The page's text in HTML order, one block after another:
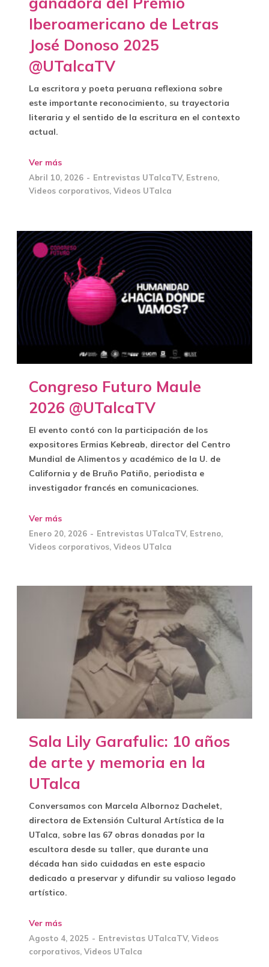
Iberoamericano de Letras
José Donoso 2025
@UTalcaTV
La escritora y poeta peruana reflexiona sobre
este importante reconocimiento, su trayectoria
literaria y el sentido de la escritura en el contexto
actual.
Ver más
Abril 10, 2026 Entrevistas UTalcaTV, Estreno,
Videos corporativos, Videos UTalca
Congreso Futuro Maule
2026 @UTalcaTV
El evento contó con la participación de los
expositores Ermias Kebreab, director del Centro
Mundial de Alimentos y académico de la U. de
California y de Bruño Patiño, periodista e
investigador francés en comunicaciones.
Ver más
Enero 20, 2026 Entrevistas UTalcaTV, Estreno,
Videos corporativos, Videos UTalca
Sala Lily Garafulic: 10 años
de arte y memoria en la
UTalca
Conversamos con Marcela Albornoz Dachelet,
directora de Extensión Cultural Artística de la
UTalca, sobre las 67 obras donadas por la
escultora desde su taller, que durante una
década han sido cuidadas en este espacio
dedicado a preservar y difundir su valioso legado
artístico.
Ver más
Agosto 4, 2025 Entrevistas UTalcaTV, Videos
corporativos, Videos UTalca